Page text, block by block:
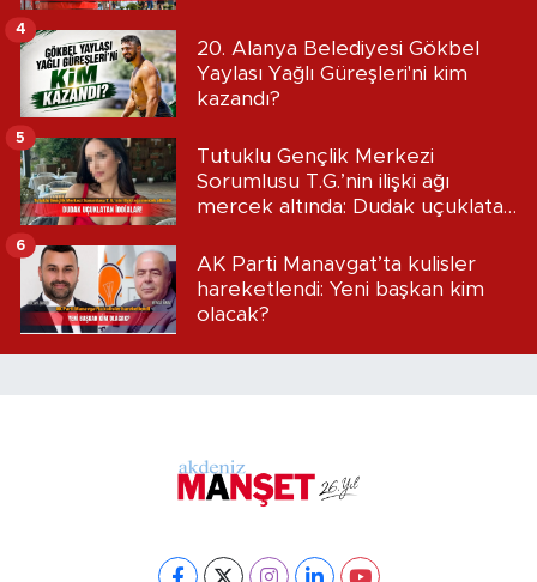
20. Alanya Belediyesi Gökbel
Yaylası Yağlı Güreşleri'ni kim
kazandı?
4
Tutuklu Gençlik Merkezi
Sorumlusu T.G.’nin ilişki ağı
mercek altında: Dudak uçuklatan
5
AK Parti Manavgat’ta kulisler
hareketlendi: Yeni başkan kim
olacak?
6